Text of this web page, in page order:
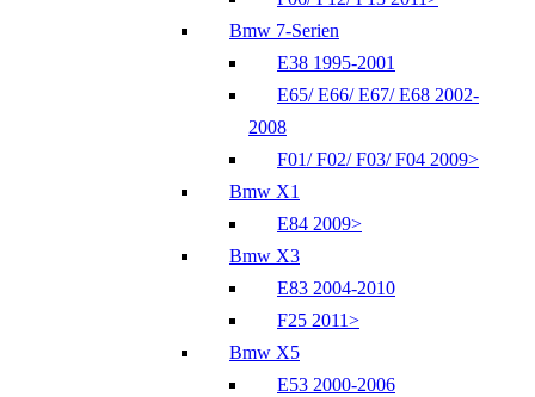
Bmw 7-Serien
E38 1995-2001
E65/ E66/ E67/ E68 2002-
2008
F01/ F02/ F03/ F04 2009>
Bmw X1
E84 2009>
Bmw X3
E83 2004-2010
F25 2011>
Bmw X5
E53 2000-2006